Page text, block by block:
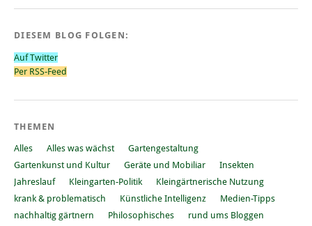
DIESEM BLOG FOLGEN:
Auf Twitter
Per RSS-Feed
THEMEN
Alles Alles was wächst
Gartengestaltung
Gartenkunst und Kultur
Geräte und Mobiliar
Insekten
Jahreslauf
Kleingarten-Politik
Kleingärtnerische Nutzung
krank & problematisch
Künstliche Intelligenz
Medien-Tipps
nachhaltig gärtnern
Philosophisches
rund ums Bloggen